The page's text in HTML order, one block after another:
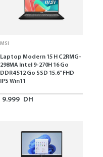
MSI
Laptop Modern 15 H C2RMG-
298MA Intel 9-270H 16 Go
DDR4 512 Go SSD 15.6" FHD
IPS Win11
9.999 DH